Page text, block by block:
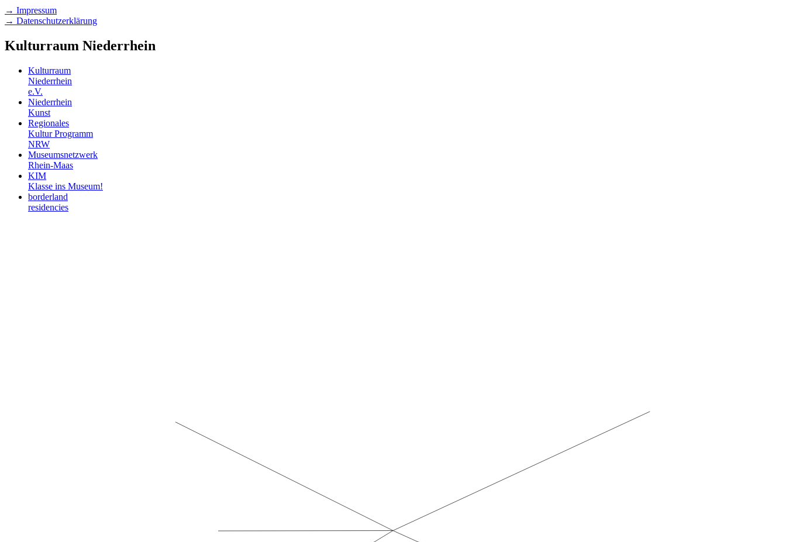
→ Impressum
→ Datenschutzerklärung
Kulturraum Niederrhein
Kulturraum
Niederrhein
e.V.
Niederrhein
Kunst
Regionales
Kultur Programm
NRW
Museumsnetzwerk
Rhein-Maas
KIM
Klasse ins Museum!
borderland
residencies